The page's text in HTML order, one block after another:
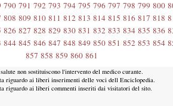
790 791 792 793 794 795 796 797 798 799 800
808 809 810 811 812 813 814 815 816 817 818
826 827 828 829 830 831 832 833 834 835 836
844 845 846 847 848 849 850 851 852 853 854
857 858 859 860 861
non sostituiscono l'intervento del medico curante.
riguardo ai liberi inserimenti delle voci dell Enciclopedia.
riguardo ai liberi commenti inseriti dai visitatori del sito.